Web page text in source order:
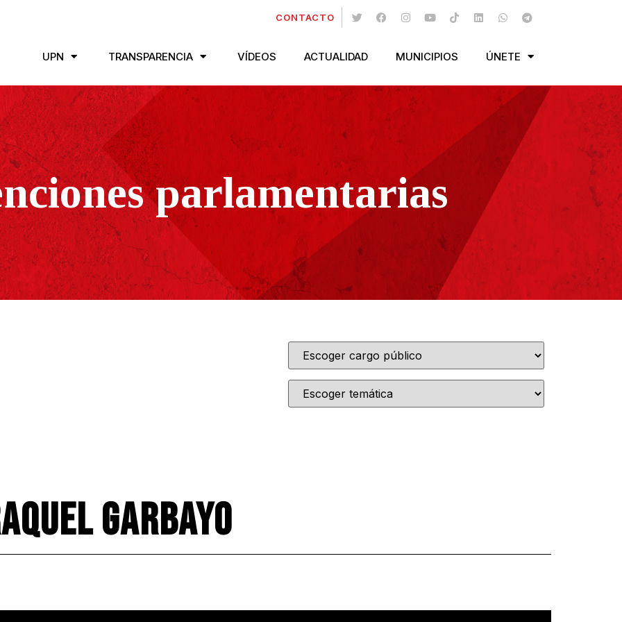
CONTACTO
UPN TRANSPARENCIA VÍDEOS ACTUALIDAD MUNICIPIOS ÚNETE
parlamentarias
Garbayo